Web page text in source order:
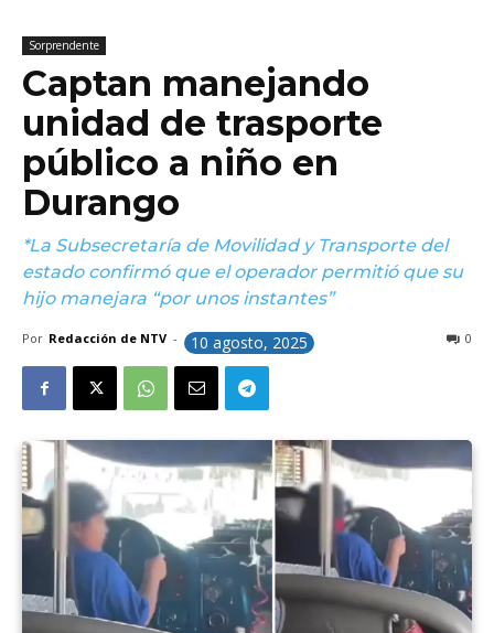
Sorprendente
Captan manejando
unidad de trasporte
público a niño en
Durango
*La Subsecretaría de Movilidad y Transporte del
estado confirmó que el operador permitió que su
hijo manejara “por unos instantes”
Por Redacción de NTV - 10 agosto, 2025 0